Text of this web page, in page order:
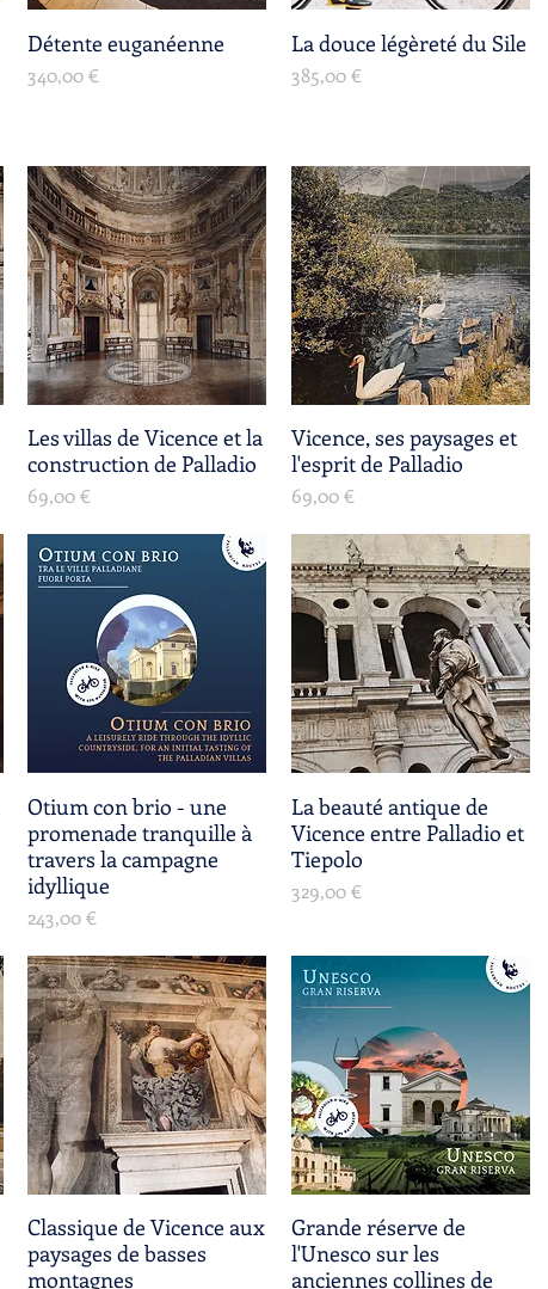
Aperçu rapide
Détente euganéenne
Prix
340,00 €
Aperçu rapide
La douce légèreté du Sile
Prix
385,00 €
Aperçu rapide
Les villas de Vicence et la
construction de Palladio
Prix
69,00 €
Aperçu rapide
Vicence, ses paysages et
l'esprit de Palladio
Prix
69,00 €
Aperçu rapide
Otium con brio - une
promenade tranquille à
travers la campagne
idyllique
Prix
243,00 €
Aperçu rapide
La beauté antique de
Vicence entre Palladio et
Tiepolo
Prix
329,00 €
Aperçu rapide
Classique de Vicence aux
paysages de basses
montagnes
Aperçu rapide
Grande réserve de
l'Unesco sur les
anciennes collines de